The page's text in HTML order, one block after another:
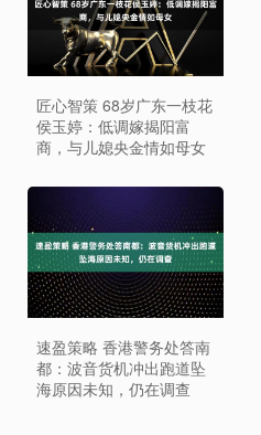
匠心智策 68岁广东一枝花
侯玉婷：低调嫁揭阳富
商，与儿媳央金情如母女
速盈策略 香港警务处答南
都：波音货机冲出跑道坠
海原因未知，仍在调查